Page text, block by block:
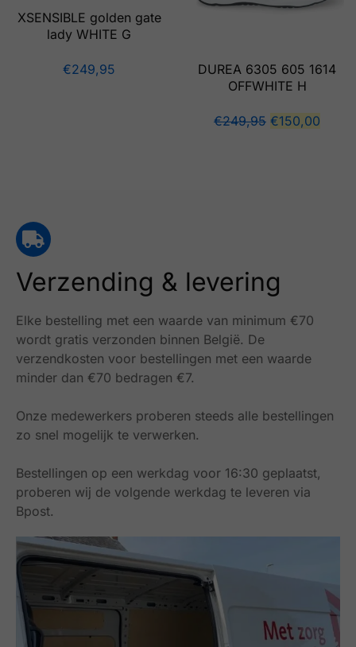
XSENSIBLE golden gate
lady WHITE G
€249,95
DUREA 6305 605 1614
OFFWHITE H
€249,95 €150,00
Verzending & levering
Elke bestelling met een waarde van minimum €70
wordt gratis verzonden binnen België. De
verzendkosten voor bestellingen met een waarde
minder dan €70 bedragen €7.
Onze medewerkers proberen steeds alle bestellingen
zo snel mogelijk te verwerken.
Bestellingen op een werkdag voor 16:30 geplaatst,
proberen wij de volgende werkdag te leveren via
Bpost.